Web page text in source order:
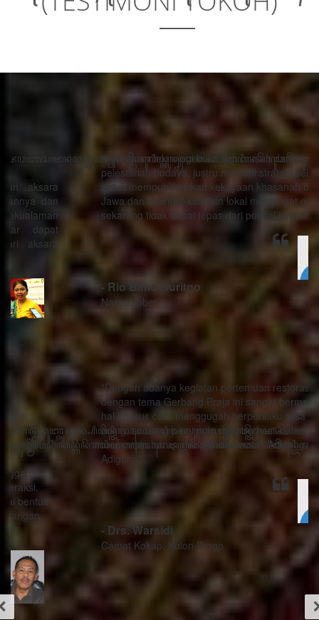
“Kemajuan teknologi bukanlah musuh dari proses
pelestarian budaya, justru menjadi strategi sebagai alat
untuk mempublikasikan kekayaan khasanah budaya
Jawa dan kearifan-kearifan lokal mengingat generasi
sekarang tidak dapat lepas dari ponsel pintarnya.”
- Rio Bimo Guritno
Narasumber
"Dengan adanya kegiatan pertemuan restorasi sosial
dengan tema Gerbang Praja ini sangat bermanfaat ada
hal khusus cara menggugah berperilaku rasa sithik
eding, seorang pemimpin mau berhasil dalam
memimpin harus menghindari watak Adigang Adigung
Adiguna"
- Drs. Warsidi
Camat Kokap, Kulon Progo